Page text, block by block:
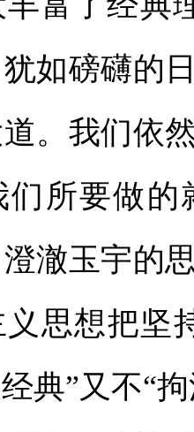
如磅礴的
。我们依
们所要做
澈玉宇的
思想把坚
典”又不“